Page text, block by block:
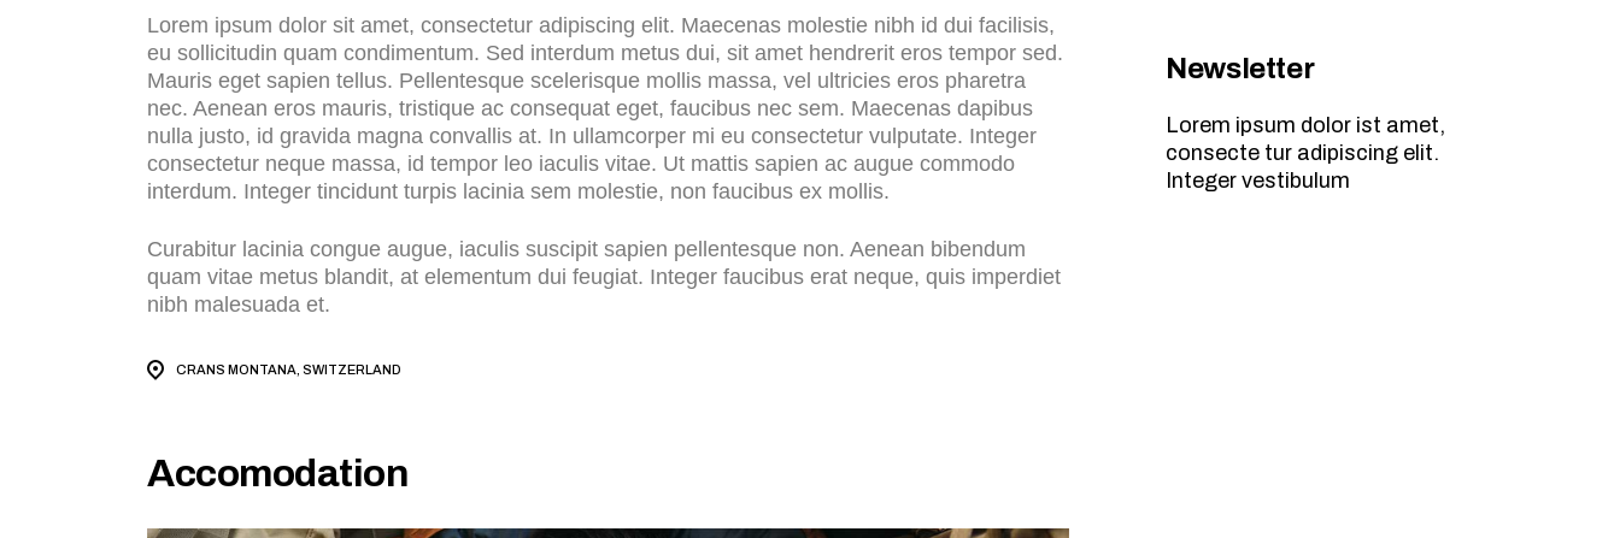
Lorem ipsum dolor sit amet, consectetur adipiscing elit. Maecenas molestie nibh id dui facilisis,
eu sollicitudin quam condimentum. Sed interdum metus dui, sit amet hendrerit eros tempor sed.
Mauris eget sapien tellus. Pellentesque scelerisque mollis massa, vel ultricies eros pharetra
nec. Aenean eros mauris, tristique ac consequat eget, faucibus nec sem. Maecenas dapibus
nulla justo, id gravida magna convallis at. In ullamcorper mi eu consectetur vulputate. Integer
consectetur neque massa, id tempor leo iaculis vitae. Ut mattis sapien ac augue commodo
interdum. Integer tincidunt turpis lacinia sem molestie, non faucibus ex mollis.
Curabitur lacinia congue augue, iaculis suscipit sapien pellentesque non. Aenean bibendum
quam vitae metus blandit, at elementum dui feugiat. Integer faucibus erat neque, quis imperdiet
nibh malesuada et.
CRANS MONTANA, SWITZERLAND
Accomodation
Newsletter
Lorem ipsum dolor ist amet,
consecte tur adipiscing elit.
Integer vestibulum